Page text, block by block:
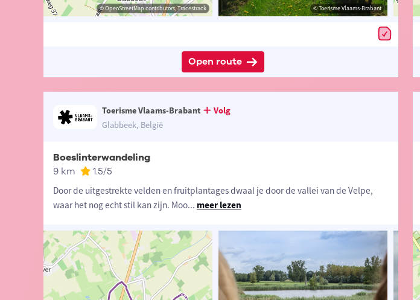
© OpenStreetMap contributors, Tracestrack © Toerisme Vlaams-Brabant
Open route
Tracestrack © Lander Loeckx © Toerisme Vlaams-Brabant
Toerisme Vlaams-Brabant
Volg
Glabbeek, België
Boeslinterwandeling
9 km 1.5/5
Door de uitgestrekte velden en fruitplantages dwaal je door de vallei van de Velpe,
waar het nog echt stil kan zijn. Moo... meer lezen